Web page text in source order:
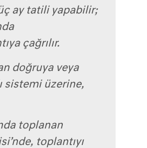
ay tatili yapabilir;
çağrılır.
doğruya veya
sistemi üzerine,
toplanan
toplantıyı